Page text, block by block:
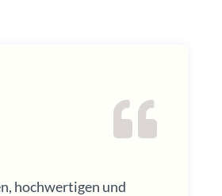
hochwertigen und